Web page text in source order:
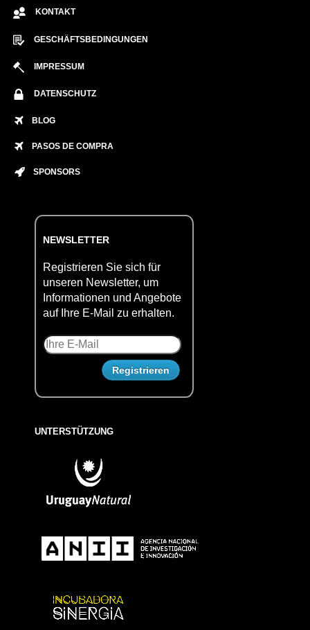
KONTAKT
GESCHÄFTSBEDINGUNGEN
IMPRESSUM
DATENSCHUTZ
BLOG
PASOS DE COMPRA
SPONSORS
NEWSLETTER
Registrieren Sie sich für
unseren Newsletter, um
Informationen und Angebote
auf Ihre E-Mail zu erhalten.
UNTERSTÜTZUNG